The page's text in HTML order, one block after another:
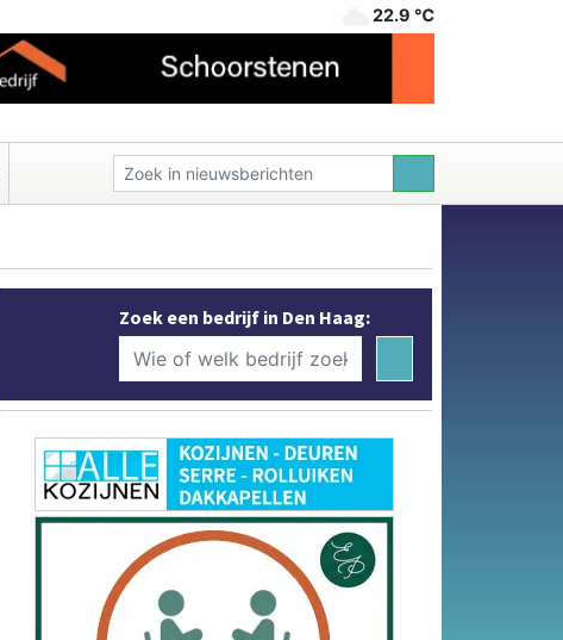
22.9 ℃
Zoek een bedrijf in Den Haag: